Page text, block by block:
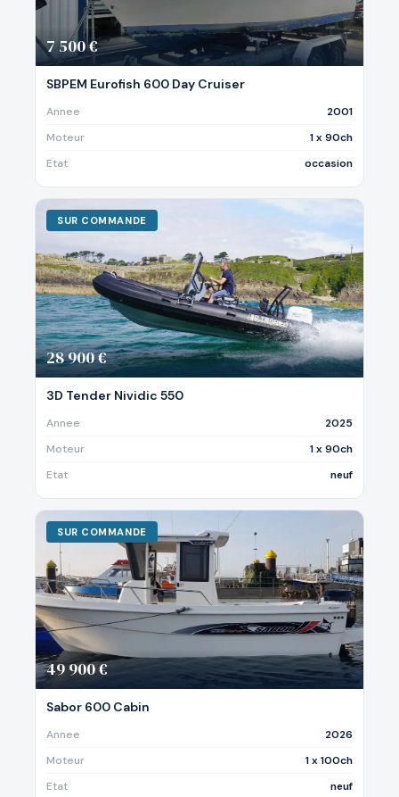
7 500 €
SBPEM Eurofish 600 Day Cruiser
Annee
2001
Moteur
1 x 90ch
Etat
occasion
SUR COMMANDE
28 900 €
3D Tender Nividic 550
Annee
2025
Moteur
1 x 90ch
Etat
neuf
SUR COMMANDE
49 900 €
Sabor 600 Cabin
Annee
2026
Moteur
1 x 100ch
Etat
neuf